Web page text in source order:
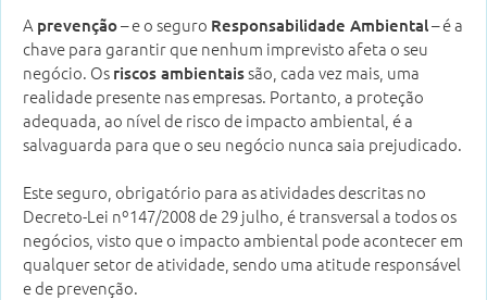
A prevenção– e o seguro Responsabilidade Ambiental– é a
chave para garantir que nenhum imprevisto afeta o seu
negócio. Os riscos ambientaissão, cada vez mais, uma
realidade presente nas empresas. Portanto, a proteção
adequada, ao nível de risco de impacto ambiental, é a
salvaguarda para que o seu negócio nunca saia prejudicado.
Este seguro, obrigatório para as atividades descritas no
Decreto-Lei nº147/2008 de 29 julho, é transversal a todos os
negócios, visto que o impacto ambiental pode acontecer em
qualquer setor de atividade, sendo uma atitude responsável
e de prevenção.